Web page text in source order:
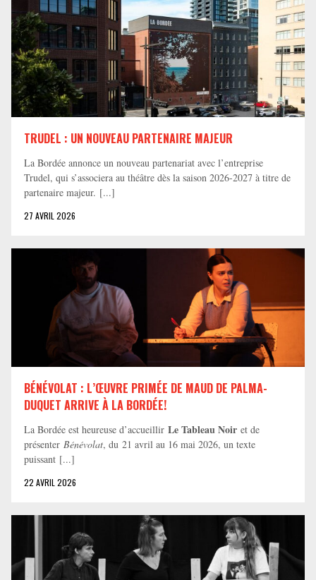
TRUDEL : UN NOUVEAU PARTENAIRE MAJEUR
La Bordée annonce un nouveau partenariat avec l’entreprise
Trudel, qui s’associera au théâtre dès la saison 2026-2027 à titre de
partenaire majeur. [...]
27 AVRIL 2026
BÉNÉVOLAT : L’ŒUVRE PRIMÉE DE MAUD DE PALMA-
DUQUET ARRIVE À LA BORDÉE!
La Bordée est heureuse d’accueillir Le Tableau Noir et de
présenter Bénévolat, du 21 avril au 16 mai 2026, un texte
puissant [...]
22 AVRIL 2026